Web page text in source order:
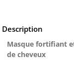
Description
Masque fortifiant
de cheveux